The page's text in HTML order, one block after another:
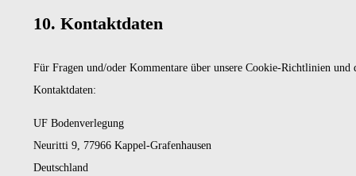
10. Kontaktdaten
Für Fragen und/oder Kommentare über unsere Cookie-Richtlinien
Kontaktdaten:
UF Bodenverlegung
Neuritti 9, 77966 Kappel-Grafenhausen
Deutschland